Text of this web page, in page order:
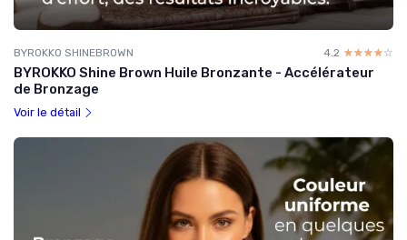
BYROKKO SHINEBROWN 4.2 ☆☆☆☆☆
★★★★★
BYROKKO Shine Brown Huile Bronzante - Accélérateur
de Bronzage
Voir le détail